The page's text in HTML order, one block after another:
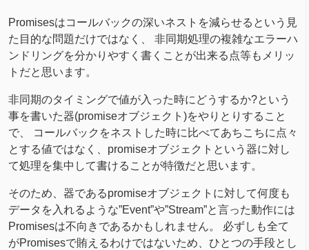
Promisesはコールバックの深いネストを減らせるという見
た目的な問題だけではなく、 非同期処理の複雑なエラーハ
ンドリングを分かりやすく書くことが出来る点等もメリッ
トだと思います。
非同期のタイミングで値が入った時にどうするか?という
事を書いた器(promiseオブジェクト)をやりとりすること
で、 コールバックをネストした時に比べてあちこちに点々
とする値ではなく、promiseオブジェクトという器に対し
て処理を集中して書けることが特徴だと思います。
そのため、器であるpromiseオブジェクトに対して何度も
データを入れるような”Event”や”Stream”と言った動作には
Promisesは不向きであるかもしれません。 必ずしも全て
がPromisesで賄えるわけではないため、ひとつの手段とし